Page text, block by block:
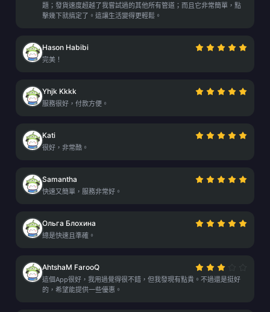
題；發貨速度超越了我嘗試過的其他所有管道；而且它非常簡單，點
擊幾下就搞定了。這讓生活變得更輕鬆。
Hason Habibi
完美！
Yhjk Kkkk
服務很好，付款方便。
Kati
很好，非常酷。
Samantha
快速又簡單，服務非常好。
Ольга Блохина
總是快速且準確。
AhtshaM FarooQ
這個App很好，我用過覺得很不錯，但我發現有點貴。不過還是挺好
的，希望能提供一些優惠。